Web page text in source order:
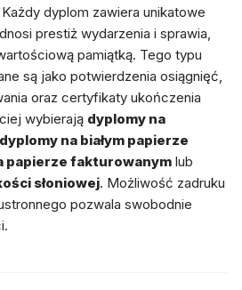
dyplom zawiera unikatowe
prestiż wydarzenia i sprawia,
pamiątką. Tego typu
są jako potwierdzenia osiągnięć,
oraz certyfikaty ukończenia
wybierają dyplomy na
dyplomy na białym papierze
papierze fakturowanym lub
słoniowej. Możliwość zadruku
pozwala swobodnie